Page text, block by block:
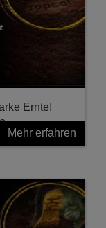
Ernte!
Mehr erfahren